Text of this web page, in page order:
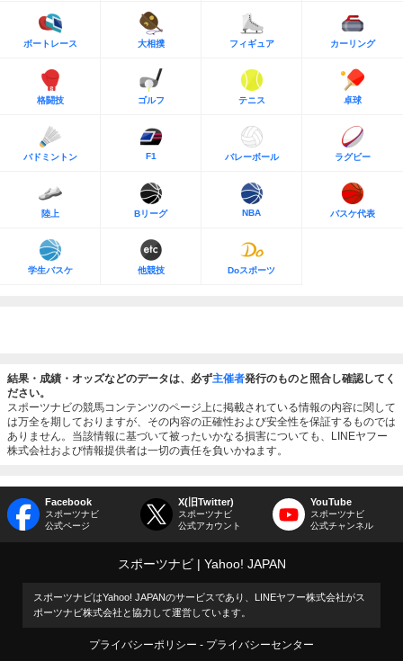
ボートレース 大相撲 フィギュア カーリング
格闘技 ゴルフ テニス 卓球
バドミントン F1 バレーボール ラグビー
陸上 Bリーグ NBA バスケ代表
学生バスケ 他競技 Doスポーツ
結果・成績・オッズなどのデータは、必ず主催者発行のものと照合し確認してく
ださい。
スポーツナビの競馬コンテンツのページ上に掲載されている情報の内容に関して
は万全を期しておりますが、その内容の正確性および安全性を保証するものでは
ありません。当該情報に基づいて被ったいかなる損害についても、LINEヤフー
株式会社および情報提供者は一切の責任を負いかねます。
Facebook
スポーツナビ
公式ページ
X(旧Twitter)
スポーツナビ
公式アカウント
YouTube
スポーツナビ
公式チャンネル
スポーツナビ Yahoo! JAPAN
スポーツナビはYahoo! JAPANのサービスであり、LINEヤフー株式会社がス
ポーツナビ株式会社と協力して運営しています。
プライバシーポリシー プライバシーセンター